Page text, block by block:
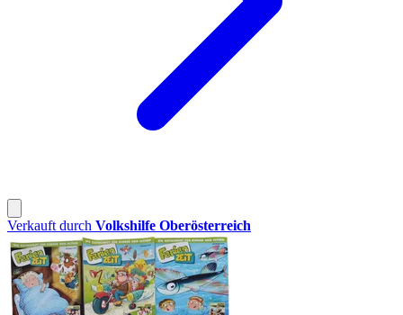
Verkauft durch Volkshilfe Oberösterreich